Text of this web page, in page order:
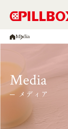
Media
Media
メディア